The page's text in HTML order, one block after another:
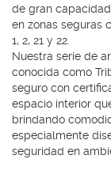
de gran
en zonas seguras
1, 2, 21 y 22.
Nuestra serie de
conocida como
seguro con
espacio interior
brindando
especialmente
seguridad en